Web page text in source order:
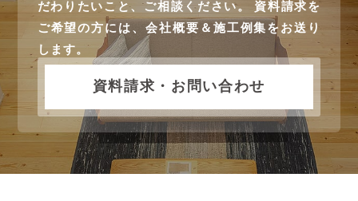
だわりたいこと、ご相談ください。 資料請求を
ご希望の方には、会社概要＆施工例集をお送り
します。
資料請求・お問い合わせ